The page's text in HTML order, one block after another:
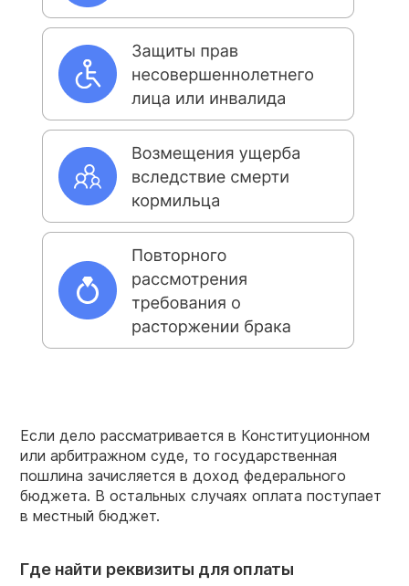
Если дело рассматривается в Конституционном
или арбитражном суде, то государственная
пошлина зачисляется в доход федерального
бюджета. В остальных случаях оплата поступает
в местный бюджет.
Где найти реквизиты для оплаты